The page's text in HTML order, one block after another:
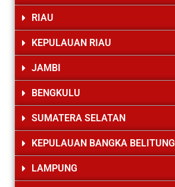
RIAU
KEPULAUAN RIAU
JAMBI
BENGKULU
SUMATERA SELATAN
KEPULAUAN BANGKA BELITUNG
LAMPUNG